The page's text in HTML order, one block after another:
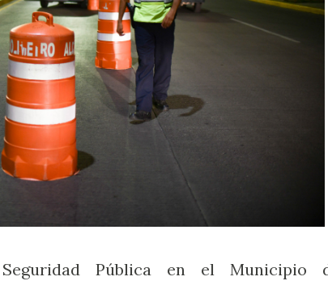
Pública en el Municipio